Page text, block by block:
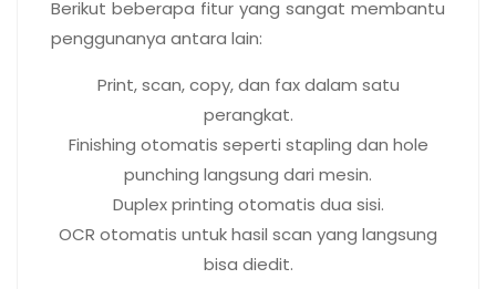
Berikut beberapa fitur yang sangat membantu
penggunanya antara lain:
Print, scan, copy, dan fax dalam satu
perangkat.
Finishing otomatis seperti stapling dan hole
punching langsung dari mesin.
Duplex printing otomatis dua sisi.
OCR otomatis untuk hasil scan yang langsung
bisa diedit.